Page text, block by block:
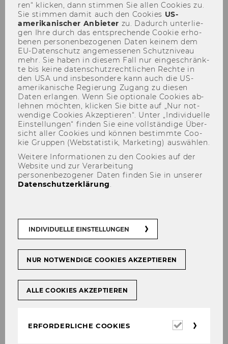
Lena Silbermayr
Der Inhalt dieser Seite ist aktuell nur auf
Englisch verfügbar.
ren“ kli­cken, dann stim­men Sie allen Coo­kies zu.
Sie stim­men damit auch den Coo­kies US-​
amerikanischer An­bie­ter zu. Da­durch un­ter­lie­
gen Ihre durch das ent­spre­chen­de Coo­kie er­ho­
be­nen per­so­nen­be­zo­ge­nen Daten kei­nem dem
EU-​Datenschutz an­ge­mes­se­nen Schutz­ni­veau
mehr. Sie haben in die­sem Fall nur ein­ge­schränk­
te bis keine da­ten­schutz­recht­li­chen Rech­te in
den USA und ins­be­son­de­re kann auch die US-​
amerikanische Re­gie­rung Zu­gang zu die­sen
Daten er­lan­gen. Wenn Sie op­tio­na­le Coo­kies ab­
leh­nen möch­ten, kli­cken Sie bitte auf „Nur not­
wen­di­ge Coo­kies Ak­zep­tie­ren“. Unter „In­di­vi­du­el­le
Ein­stel­lun­gen“ fin­den Sie eine voll­stän­di­ge Über­
sicht aller Coo­kies und kön­nen be­stimm­te Coo­
kie Grup­pen (Web­sta­tis­tik, Mar­ke­ting) aus­wäh­len.
Weitere Informationen zu den Cookies auf der
Website und zur Verarbeitung
personenbezogener Daten finden Sie in unserer
Datenschutzerklärung.
INDIVIDUELLE EINSTELLUNGEN
NUR NOTWENDIGE COOKIES AKZEPTIEREN
ALLE COOKIES AKZEPTIEREN
ERFORDERLICHE COOKIES